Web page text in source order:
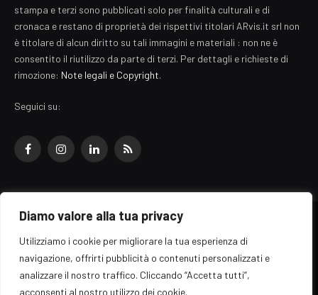
Diamo valore alla tua privacy
Utilizziamo i cookie per migliorare la tua esperienza di
navigazione, offrirti pubblicità o contenuti personalizzati e
analizzare il nostro traffico. Cliccando “Accetta tutti”,
acconsenti al nostro utilizzo dei cookie.
stampa e terzi sono pubblicati solo per finalità culturali e di
cronaca e restano di proprietà dei rispettivi titolari ARvis.it srl non
è titolare di alcun diritto su tali immagini e materiali : non ne è
consentito il riutilizzo da parte di terzi. Per dettagli e richieste di
rimozione: Note legali e Copyright.
Seguici su:
FacebookInstagramLinkedInRSS
© 2026 EZ Rome Designed by ARvis.it
Il portale EZ Rome e' una testata giornalistica di carattere generalista
registrata al tribunale di Roma - Numero 389/2008
Direttore responsabile: Raffaella Roani - ISSN: 2036-783X
Edito da ARvis.it srl - via Alessandria 88 - 00198 Roma CF/PI/R.I.